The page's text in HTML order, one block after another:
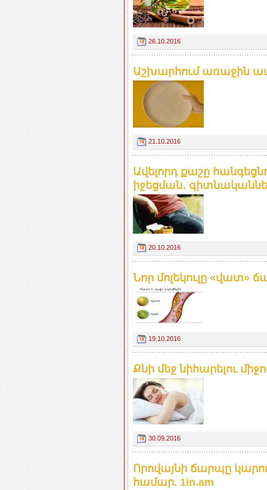
26.10.2016
Աշխարհում առաջին
21.10.2016
Ավելորդ քաշը
իջեցման․
20.10.2016
Նոր մոլեկուլը «վատ»
19.10.2016
Քնի մեջ նիհարելու
30.09.2016
Որովայնի ճարպը
համար. 1in.am